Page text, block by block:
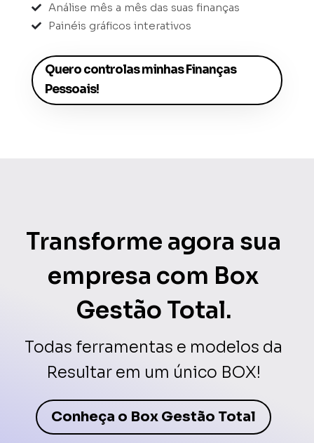
 Análise mês a mês das suas finanças
 Painéis gráficos interativos
Quero controlas minhas Finanças
Pessoais!
Transforme agora sua
empresa com Box
Gestão Total.
Todas ferramentas e modelos da
Resultar em um único BOX!
Conheça o Box Gestão Total